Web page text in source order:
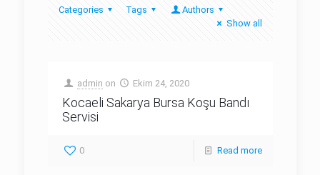
Categories Tags
Authors
Show all
admin on Ekim 24, 2020
Kocaeli Sakarya Bursa Koşu Bandı
Servisi
0 Read more